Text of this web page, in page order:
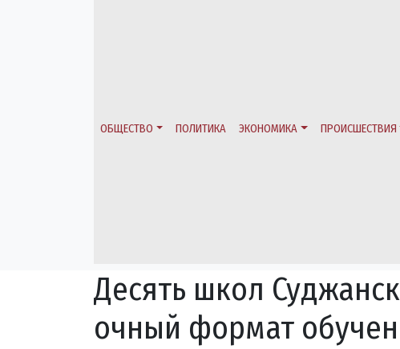
ОБЩЕСТВО ПОЛИТИКА ЭКОНОМИКА ПРОИСШЕСТВИЯ
Десять школ
очный формат